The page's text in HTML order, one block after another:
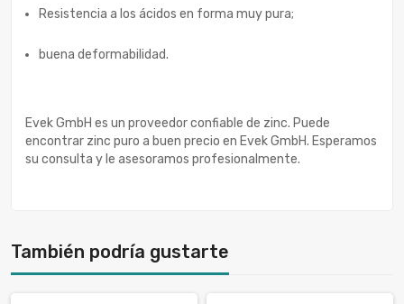
Resistencia a los ácidos en forma muy pura;
buena deformabilidad.
Evek GmbH es un proveedor confiable de zinc. Puede
encontrar zinc puro a buen precio en Evek GmbH. Esperamos
su consulta y le asesoramos profesionalmente.
También podría gustarte